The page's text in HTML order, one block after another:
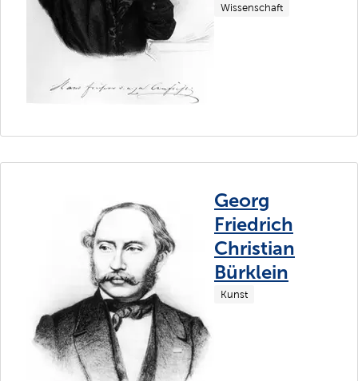
Wissenschaft
Georg
Friedrich
Christian
Bürklein
Kunst